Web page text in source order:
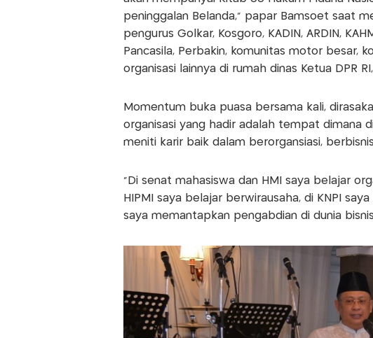
peninggalan Belanda," papar Bamsoet saat
pengurus Golkar, Kosgoro, KADIN, ARDIN,
Pancasila, Perbakin, komunitas motor besar,
organisasi lainnya di rumah dinas Ketua DPR
Momentum buka puasa bersama kali,
organisasi yang hadir adalah tempat dimana
meniti karir baik dalam berorgansiasi,
"Di senat mahasiswa dan HMI saya belajar
HIPMI saya belajar berwirausaha, di KNPI
saya memantapkan pengabdian di dunia